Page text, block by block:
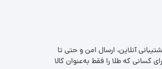
آنلاین، ارسال امن و حتی تا
که طلا را فقط به‌عنوان کالا